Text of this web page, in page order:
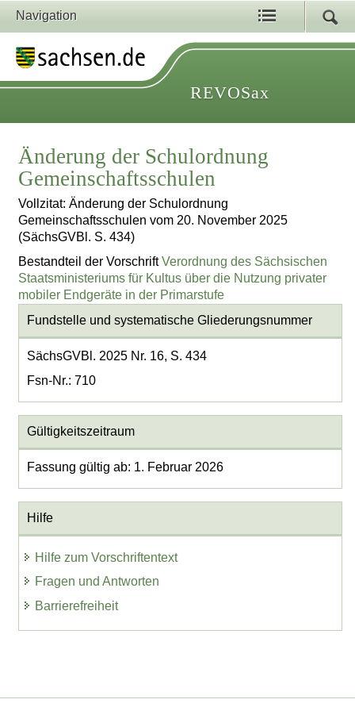
Navigation
REVOSax
Änderung der Schulordnung
Gemeinschaftsschulen
Vollzitat: Änderung der Schulordnung
Gemeinschaftsschulen vom 20. November 2025
(SächsGVBl. S. 434)
Bestandteil der VorschriftVerordnung des Sächsischen
Staatsministeriums für Kultus über die Nutzung privater
mobiler Endgeräte in der Primarstufe
Fundstelle und systematische Gliederungsnummer
SächsGVBl. 2025 Nr. 16, S. 434
Fsn-Nr.: 710
Gültigkeitszeitraum
Fassung gültig ab: 1. Februar 2026
Hilfe
Hilfe zum Vorschriftentext
Fragen und Antworten
Barrierefreiheit